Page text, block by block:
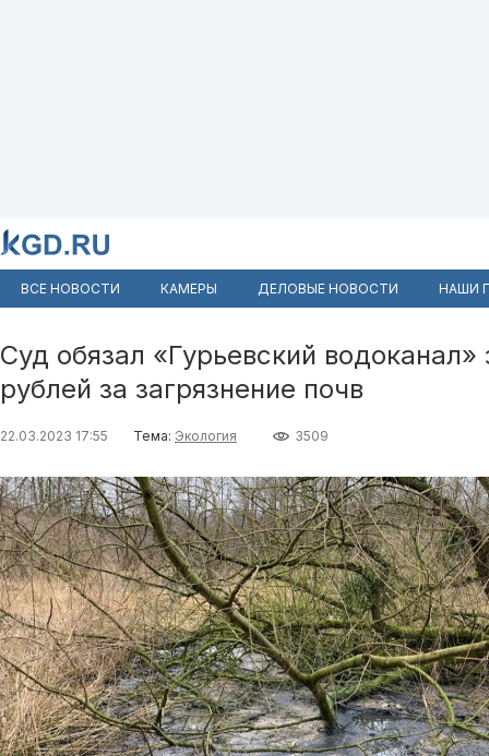
ВСЕ НОВОСТИ КАМЕРЫ ДЕЛОВЫЕ НОВОСТИ НАШИ
Суд обязал «Гурьевский
рублей за загрязнение почв
22.03.2023 17:55 Тема: Экология 3509